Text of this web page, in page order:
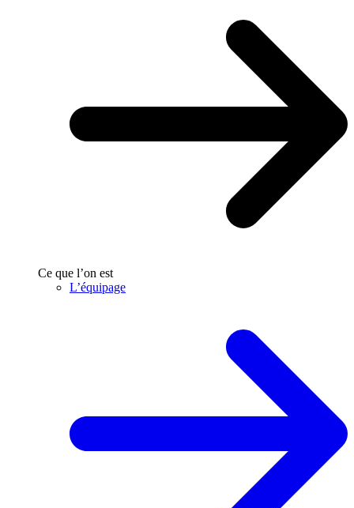
Ce que l’on est
L’équipage